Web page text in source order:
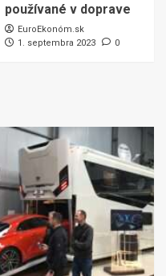
používané v doprave
EuroEkonóm.sk
1. septembra 2023
0